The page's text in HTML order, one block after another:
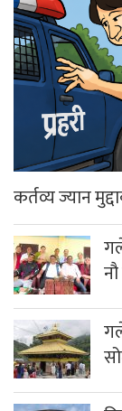
कर्तव्य ज्यान